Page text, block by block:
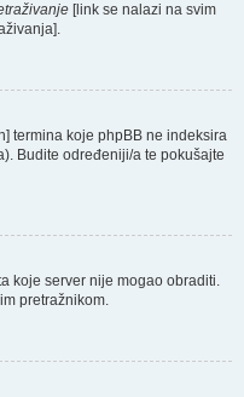
[link se nalazi na svim
termina koje phpBB ne indeksira
Budite određeniji/a te pokušajte
koje server nije mogao obraditi.
pretražnikom.